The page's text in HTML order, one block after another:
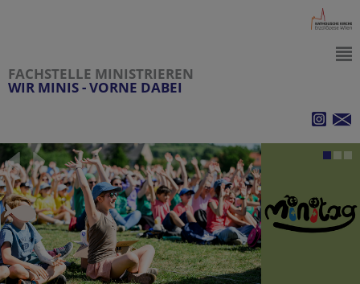
FACHSTELLE MINISTRIEREN
WIR MINIS - VORNE DABEI